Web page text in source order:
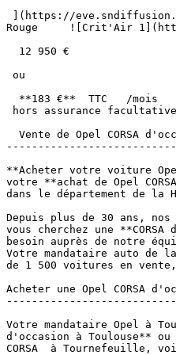
Rouge     ![Crit'Air
**Acheter votre voiture
votre **achat de Opel
dans le département de la
Depuis plus de 30 ans,
vous cherchez une
besoin auprès de notre
Votre mandataire auto de
de 1 500 voitures en
Acheter une Opel CORSA
Votre mandataire Opel à
d'occasion à Toulouse**
CORSA  à Tournefeuille,